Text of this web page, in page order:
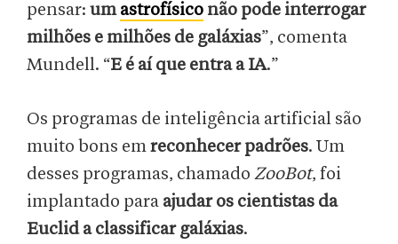
pensar: umastrofísico não pode interrogar
milhões e milhões de galáxias”, comenta
Mundell. “E é aí que entra a IA.”
Os programas de inteligência artificial são
muito bons emreconhecer padrões. Um
desses programas, chamado ZooBot, foi
implantado para ajudar os cientistas da
Euclid a classificar galáxias.